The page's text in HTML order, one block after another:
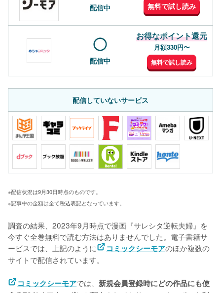
配信中
無料で試し読み
配信中
お得なポイント還元
月額330円〜
無料で試し読み
配信していないサービス
※配信状況は9月30日時点のものです。
※記事中の金額は全て税込表記となっています。
調査の結果、2023年9月時点で漫画『サレシタ逆転夫婦』を
今すぐ全巻無料で読む方法はありませんでした。電子書籍サ
ービスでは、上記のように
コミックシーモアのほか複数の
サイトで配信されています。
コミックシーモアでは、 新規会員登録時にどの作品にも使